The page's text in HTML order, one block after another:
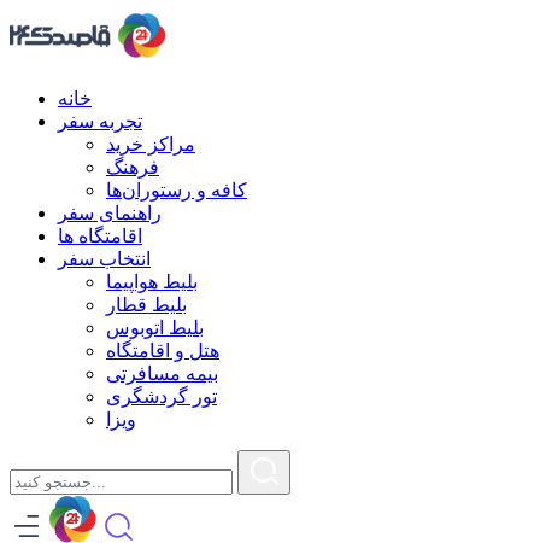
خانه
تجربه سفر
مراکز خرید
فرهنگ
کافه و رستوران‌ها
راهنمای سفر
اقامتگاه ها
انتخاب سفر
بلیط هواپیما
بلیط قطار
بلیط اتوبوس
هتل و اقامتگاه
بیمه مسافرتی
تور گردشگری
ویزا